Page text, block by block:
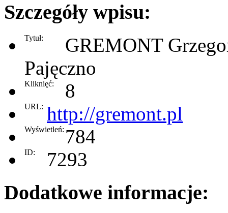
Szczegóły wpisu:
Tytuł:
GREMONT
Pajęczno
Kliknięć: 8
URL: http://gremont.pl
Wyświetleń: 784
ID: 7293
Dodatkowe informacje: